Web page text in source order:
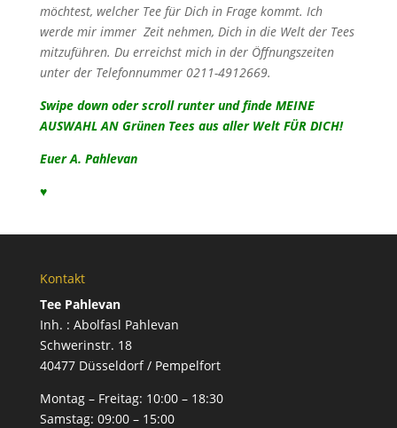
möchtest, welcher Tee für Dich in Frage kommt. Ich
werde mir immer Zeit nehmen, Dich in die Welt der Tees
mitzuführen. Du erreichst mich in der Öffnungszeiten
unter der Telefonnummer 0211-4912669.
Swipe down oder scroll runter und finde MEINE
AUSWAHL AN Grünen Tees aus aller Welt FÜR DICH!
Euer A. Pahlevan
♥
Kontakt
Tee Pahlevan
Inh. : Abolfasl Pahlevan
Schwerinstr. 18
40477 Düsseldorf / Pempelfort
Montag – Freitag: 10:00 – 18:30
Samstag: 09:00 – 15:00